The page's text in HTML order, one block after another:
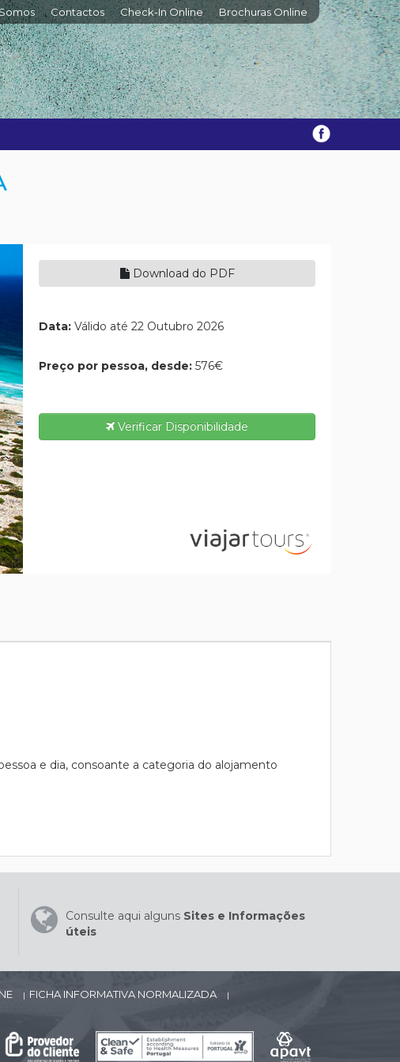
Contactos Check-In Online Brochuras Online
Download do PDF
Data: Válido até 22 Outubro 2026
Preço por pessoa, desde: 576€
Verificar Disponibilidade
e dia, consoante a categoria do alojamento
Consulte aqui alguns Sites e Informações
úteis
| FICHA INFORMATIVA NORMALIZADA |